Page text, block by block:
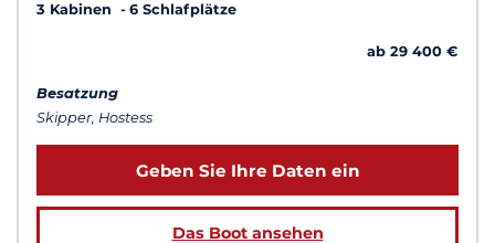
3 Kabinen
6 Schlafplätze
ab 29 400 €
Besatzung
Skipper, Hostess
Geben Sie Ihre Daten ein
Das Boot ansehen